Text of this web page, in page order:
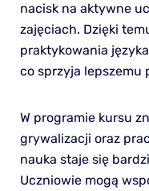
nacisk na aktywne
zajęciach. Dzięki
praktykowania
co sprzyja lepszemu
W programie kursu
grywalizacji oraz
nauka staje się
Uczniowie mogą